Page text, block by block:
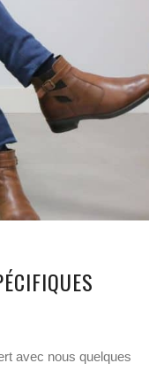
avec nous quelques